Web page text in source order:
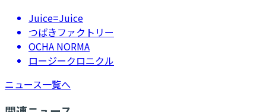
Juice=Juice
つばきファクトリー
OCHA NORMA
ロージークロニクル
ニュース一覧へ